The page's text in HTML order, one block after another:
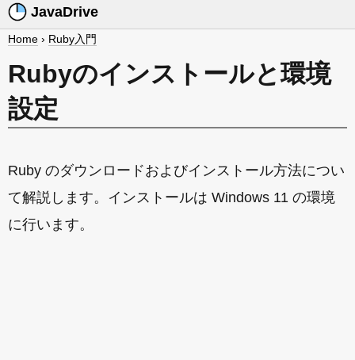
JavaDrive
Home › Ruby入門
Rubyのインストールと環境
設定
Ruby のダウンロードおよびインストール方法につい
て解説します。インストールは Windows 11 の環境
に行います。